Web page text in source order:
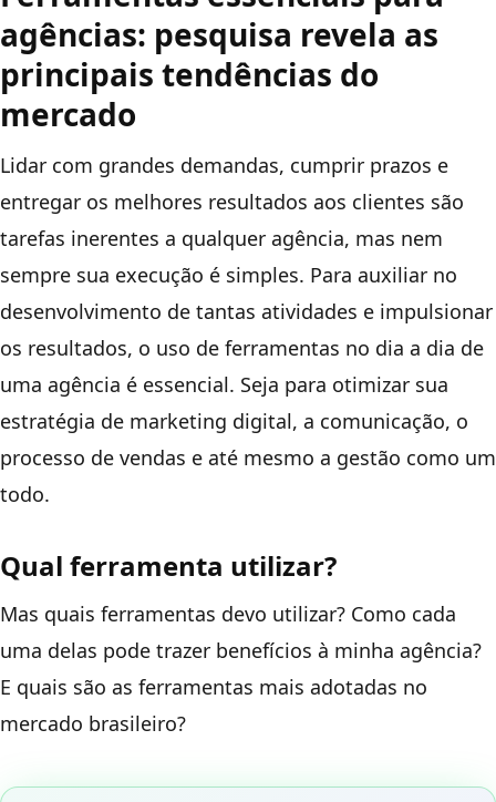
agências: pesquisa revela as
principais tendências do
mercado
Lidar com grandes demandas, cumprir prazos e
entregar os melhores resultados aos clientes são
tarefas inerentes a qualquer agência, mas nem
sempre sua execução é simples. Para auxiliar no
desenvolvimento de tantas atividades e impulsionar
os resultados, o uso de ferramentas no dia a dia de
uma agência é essencial. Seja para otimizar sua
estratégia de marketing digital, a comunicação, o
processo de vendas e até mesmo a gestão como um
todo.
Qual ferramenta utilizar?
Mas quais ferramentas devo utilizar? Como cada
uma delas pode trazer benefícios à minha agência?
E quais são as ferramentas mais adotadas no
mercado brasileiro?